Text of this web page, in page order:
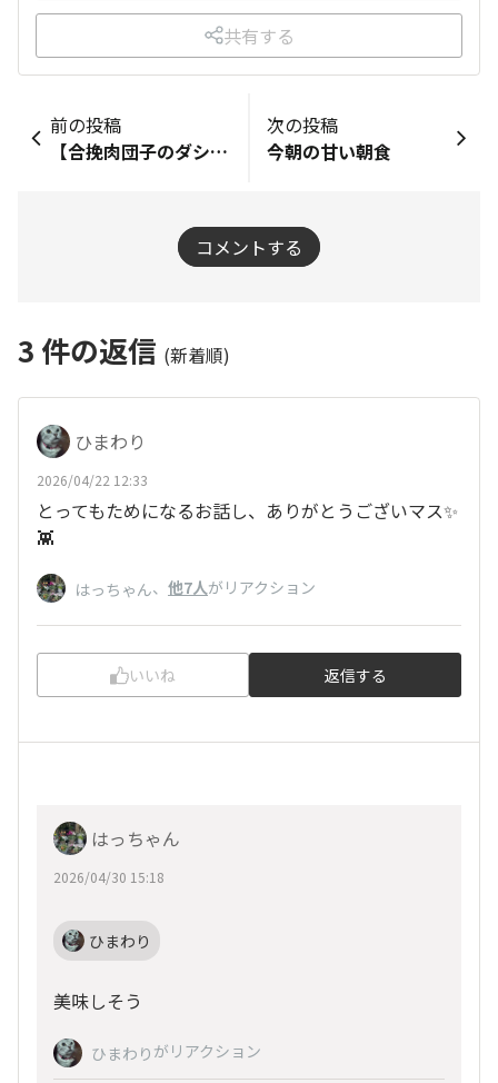
共有する
前の投稿
【合挽肉団子のダシダお野菜春雨スープ😋🐖🐃🧆🇰🇷🥬🥕🧅✨】
次の投稿
今朝の甘い朝食
コメントする
3 件の返信 (新着順)
ひまわり
2026/04/22 12:33
とってもためになるお話し、ありがとうございマス✨
👾
はっちゃん、 他7人がリアクション
いいね 返信する
はっちゃん
2026/04/30 15:18
ひまわり
美味しそう
ひまわり がリアクション